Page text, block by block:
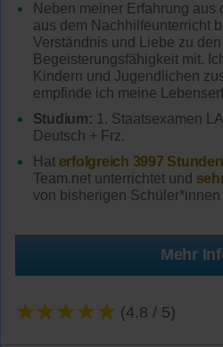
Neben meiner Erfahrung aus
aus dem Nachhilfeunterricht
Verständnis und Liebe zu
Begeisterungsfähigkeit mit.
Kindern und Jugendlichen
empfinde ich meine
Studium: 1. Staatsexamen
Deutsch + Frz.
Hat erfolgreich 3997 Stunden
Team.net unterrichtet und
von bisherigen Schüler*innen
Mehr
★★★★★ (4.8 / 5)